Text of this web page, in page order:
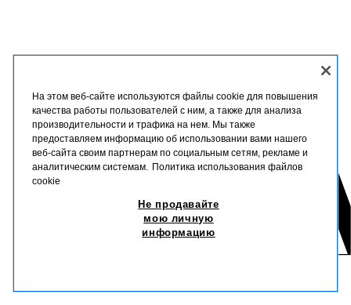
На этом веб-сайте используются файлы cookie для повышения
качества работы пользователей с ним, а также для анализа
производительности и трафика на нем. Мы также
предоставляем информацию об использовании вами нашего
веб-сайта своим партнерам по социальным сетям, рекламе и
аналитическим системам. Политика использования файлов
cookie
Не продавайте
мою личную
информацию